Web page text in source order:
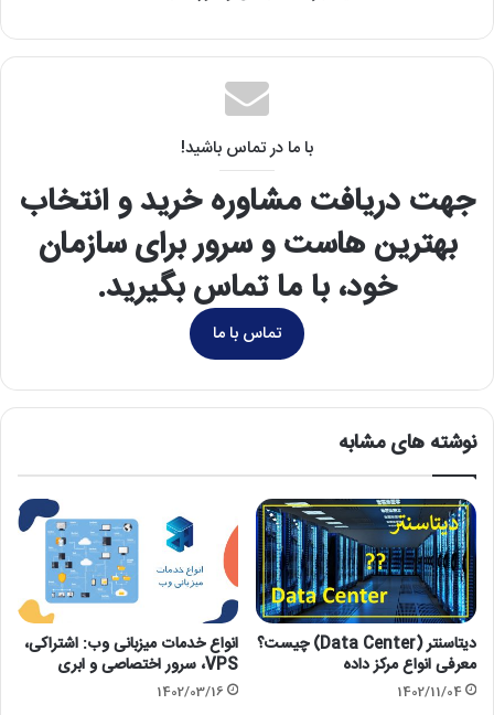
با ما در تماس باشید!
جهت دریافت مشاوره خرید و انتخاب
بهترین هاست و سرور برای سازمان
خود، با ما تماس بگیرید.
تماس با ما
نوشته های مشابه
دیتاسنتر (Data Center) چیست؟
معرفی انواع مرکز داده
1402/11/04
انواع خدمات میزبانی وب: اشتراکی،
VPS، سرور اختصاصی و ابری
1402/03/16